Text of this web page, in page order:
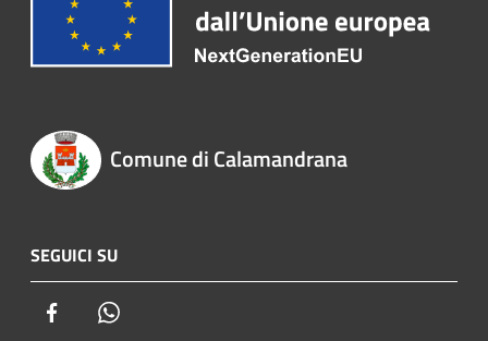
Comune di Calamandrana
SEGUICI SU
Facebook